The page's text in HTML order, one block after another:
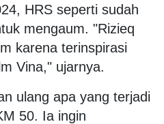
HRS seperti sudah
mengaum. "Rizieq
karena terinspirasi
Vina," ujarnya.
ulang apa yang terjadi
50. Ia ingin